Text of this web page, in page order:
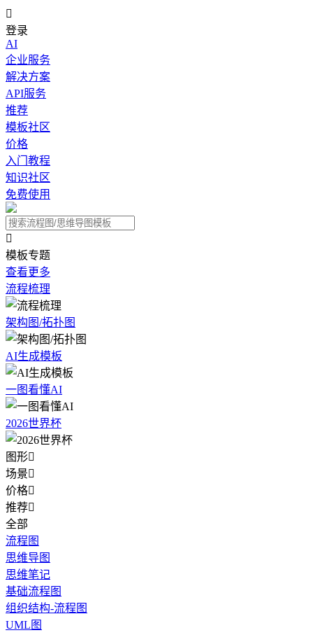

登录
AI
企业服务
解决方案
API服务
推荐
模板社区
价格
入门教程
知识社区
免费使用

模板专题
查看更多
流程梳理
架构图/拓扑图
AI生成模板
一图看懂AI
2026世界杯
图形
场景
价格
推荐
全部
流程图
思维导图
思维笔记
基础流程图
组织结构-流程图
UML图